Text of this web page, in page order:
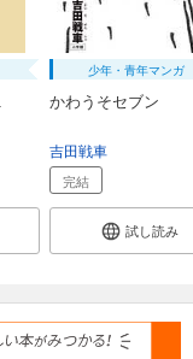
少年・青年マンガ
かわうそセブン
吉田戦車
完結
試し読み